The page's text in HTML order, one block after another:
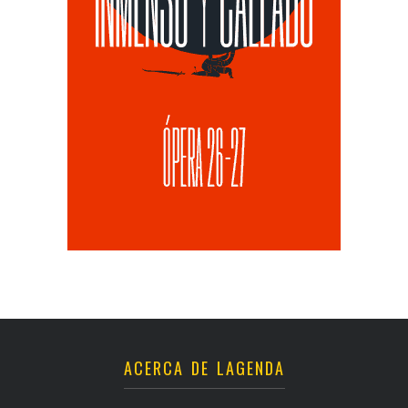
ACERCA DE LAGENDA